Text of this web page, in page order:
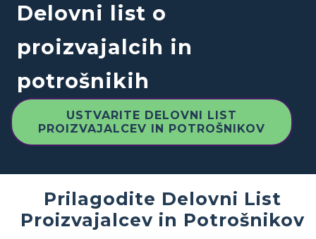
Delovni list o
proizvajalcih in
potrošnikih
USTVARITE DELOVNI LIST
PROIZVAJALCEV IN POTROŠNIKOV
Prilagodite Delovni List
Proizvajalcev in Potrošnikov